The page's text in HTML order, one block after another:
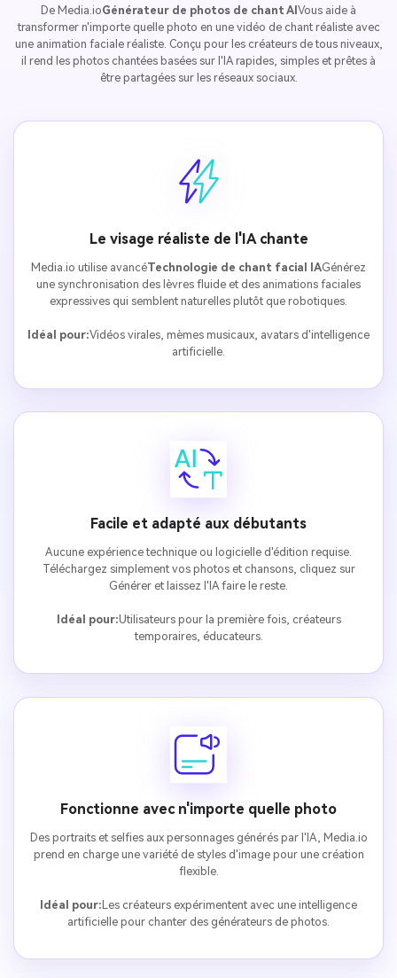
De Media.ioGénérateur de photos de chant AI Vous aide à
transformer n'importe quelle photo en une vidéo de chant réaliste avec
une animation faciale réaliste. Conçu pour les créateurs de tous niveaux,
il rend les photos chantées basées sur l'IA rapides, simples et prêtes à
être partagées sur les réseaux sociaux.
Le visage réaliste de l'IA chante
Media.io utilise avancéTechnologie de chant facial IAGénérez
une synchronisation des lèvres fluide et des animations faciales
expressives qui semblent naturelles plutôt que robotiques.
Idéal pour:Vidéos virales, mèmes musicaux, avatars d'intelligence
artificielle.
Facile et adapté aux débutants
Aucune expérience technique ou logicielle d'édition requise.
Téléchargez simplement vos photos et chansons, cliquez sur
Générer et laissez l'IA faire le reste.
Idéal pour:Utilisateurs pour la première fois, créateurs
temporaires, éducateurs.
Fonctionne avec n'importe quelle photo
Des portraits et selfies aux personnages générés par l'IA, Media.io
prend en charge une variété de styles d'image pour une création
flexible.
Idéal pour:Les créateurs expérimentent avec une intelligence
artificielle pour chanter des générateurs de photos.